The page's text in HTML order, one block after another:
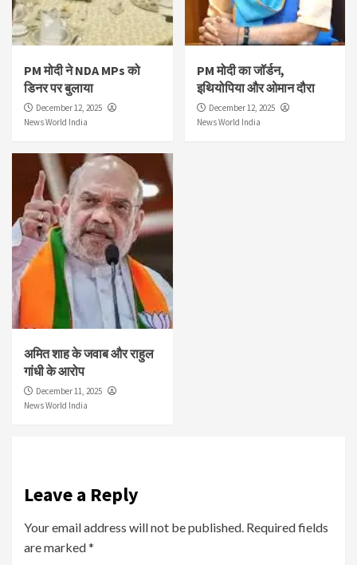
PM मोदी ने NDA MPs को
डिनर पर बुलाया
December 12, 2025
News World India
PM मोदी का जॉर्डन,
इथियोपिया और ओमान दौरा
December 12, 2025
News World India
अमित शाह के जवाब और राहुल
गांधी के आरोप
December 11, 2025
News World India
Leave a Reply
Your email address will not be published. Required fields
are marked*